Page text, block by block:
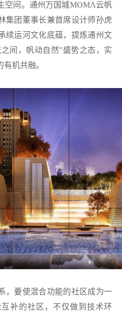
空间。通州万国城MOMΛ云帆
集团董事长兼首席设计师孙虎
续运河文化底蕴，提炼通州文
间，帆动自然”盛势之态，实
机共融。
，要使混合功能的社区成为一
补的社区，不仅做到技术环